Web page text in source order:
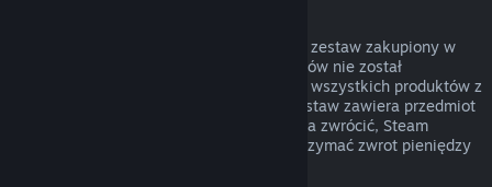
Możesz otrzymać zwrot pieniędzy za cały zestaw zakupiony w
Sklepie Steam, jeśli żaden z jego elementów nie został
przekazany lub łączny czas uruchomienia wszystkich produktów z
zestawu nie przekracza 2 godzin. Jeśli zestaw zawiera przedmiot
w grze lub DLC, który normalnie nie można zwrócić, Steam
poinformuje cię przy kasie, czy można otrzymać zwrot pieniędzy